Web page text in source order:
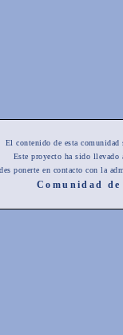
El contenido de esta
Este proyecto ha sido
ponerte en contacto con la
Comunidad